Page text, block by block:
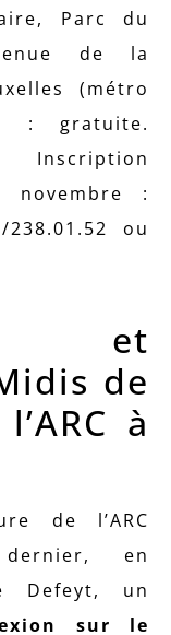
Parc du
de la
(métro
: gratuite.
Inscription
:
238.01.52 ou
et
de
à
de l’ARC
en
Defeyt, un
sur le